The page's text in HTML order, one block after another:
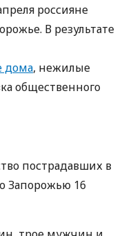
россияне
В результате
дома, нежилые
общественного
пострадавших в
Запорожью 16